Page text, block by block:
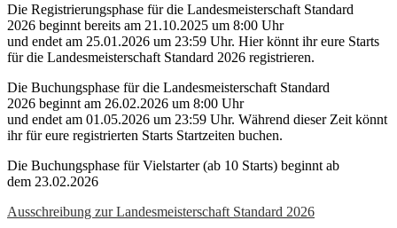
Die Registrierungsphase für die Landesmeisterschaft Standard
2026 beginnt bereits am 21.10.2025 um 8:00 Uhr
und endet am 25.01.2026 um 23:59 Uhr. Hier könnt ihr eure Starts
für die Landesmeisterschaft Standard 2026 registrieren.
Die Buchungsphase für die Landesmeisterschaft Standard
2026 beginnt am 26.02.2026 um 8:00 Uhr
und endet am 01.05.2026 um 23:59 Uhr. Während dieser Zeit könnt
ihr für eure registrierten Starts Startzeiten buchen.
Die Buchungsphase für Vielstarter (ab 10 Starts) beginnt ab
dem 23.02.2026
Ausschreibung zur Landesmeisterschaft Standard 2026